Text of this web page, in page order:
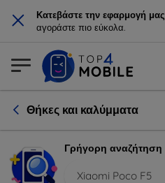
× Κατεβάστε την εφαρμογή μας
αγοράστε πιο εύκολα.
Θήκες και καλύμματα
Γρήγορη αναζήτηση
Xiaomi Poco F5